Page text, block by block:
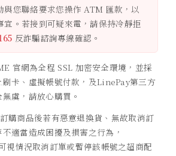
與您聯絡要求您操作 ATM 匯款，以
宜。若接到可疑來電，請保持冷靜拒
反詐騙諮詢專線確認。
官網為全程 SSL 加密安全環境，並採
卡、虛擬帳號付款，及LinePay第三方
虞，請放心購買。
購商品後若有惡意退換貨、無故取消訂
適當造成困擾及損害之行為，
視情況取消訂單或暫停該帳號之超商配